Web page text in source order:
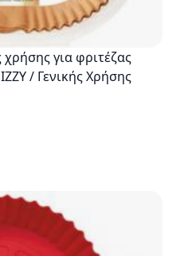
αέρος τετράγωνο (50τμχ) ΙΖΖΥ / Γενικής Χρήσης